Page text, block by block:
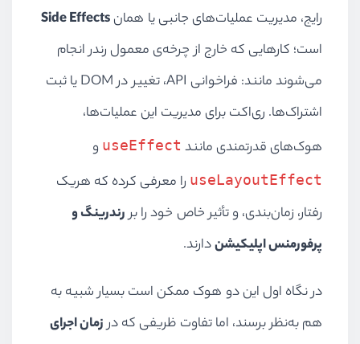
رایج، مدیریت عملیات‌های جانبی یا همانSide Effects
است؛ کارهایی که خارج از چرخه‌ی معمول رندر انجام
می‌شوند مانند: فراخوانی API، تغییر در DOM یا ثبت
اشتراک‌ها. ری‌اکت برای مدیریت این عملیات‌ها،
هوک‌های قدرتمندی مانند useEffect و
useLayoutEffect را معرفی کرده که هریک
رفتار، زمان‌بندی، و تأثیر خاص خود را بررندرینگ و
پرفورمنس اپلیکیشندارند.
در نگاه اول این دو هوک ممکن است بسیار شبیه به
هم به‌نظر برسند، اما تفاوت ظریفی که درزمان اجرای